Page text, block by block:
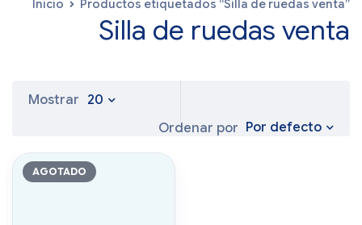
Inicio Productos etiquetados “Silla de ruedas venta”
Silla de ruedas venta
Ordenar por Por defecto
Mostrar 20
AGOTADO